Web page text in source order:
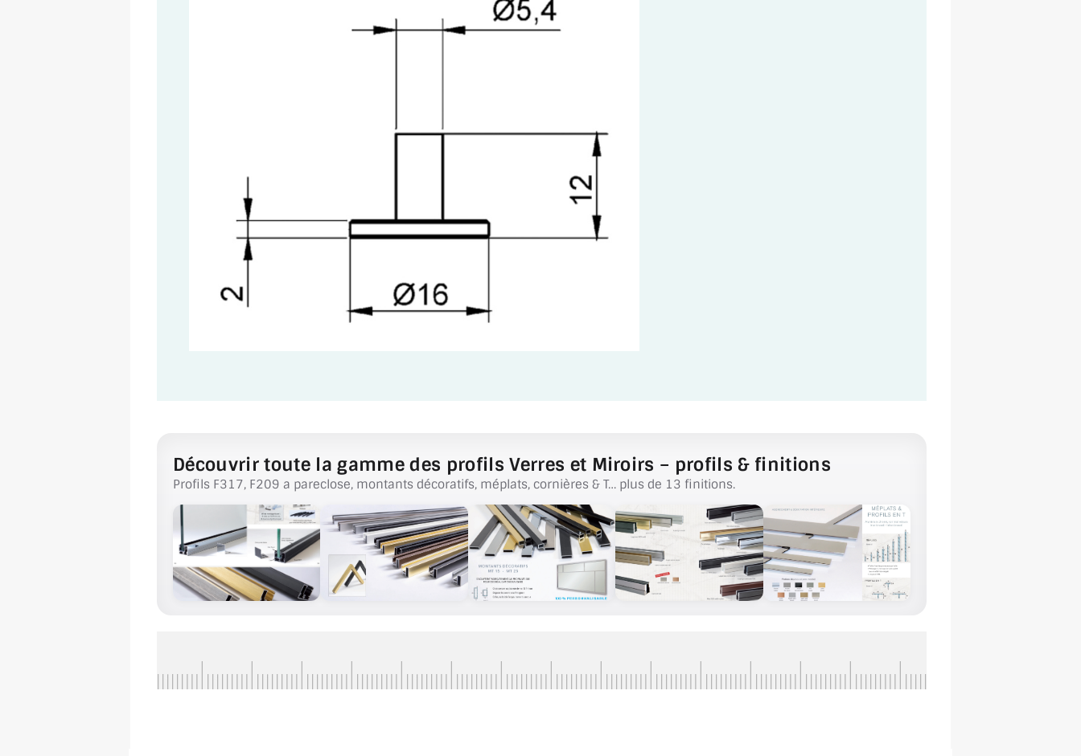
Découvrir toute la gamme des profils Verres et Miroirs – profils & finitions
Profils F317, F209 a pareclose, montants décoratifs, méplats, cornières & T… plus de 13 finitions.